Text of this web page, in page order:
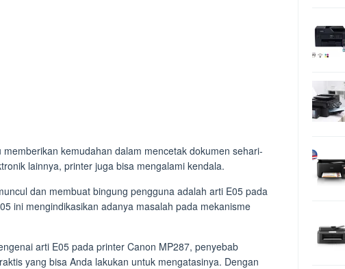
memberikan kemudahan dalam mencetak dokumen sehari-
lainnya, printer juga bisa mengalami kendala.
dan membuat bingung pengguna adalah arti E05 pada
ini mengindikasikan adanya masalah pada mekanisme
arti E05 pada printer Canon MP287, penyebab
yang bisa Anda lakukan untuk mengatasinya. Dengan